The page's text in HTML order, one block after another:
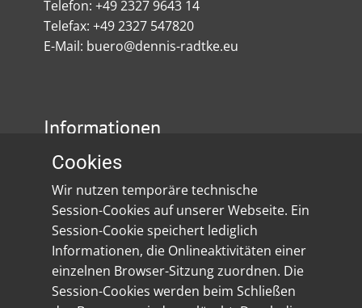
Telefon: +49 2327 9643 14
Telefax: +49 2327 547820
E-Mail: buero@dennis-radtke.eu
Informationen
Impressum
Datenschutz
Social Media
Cookies
Wir nutzen temporäre technische
Session-Cookies auf unserer Webseite. Ein
Session-Cookie speichert lediglich
Informationen, die Onlineaktivitäten einer
einzelnen Browser-Sitzung zuordnen. Die
Session-Cookies werden beim Schließen